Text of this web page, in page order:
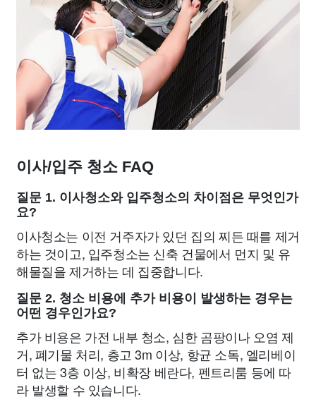
이사/입주 청소 FAQ
질문 1. 이사청소와 입주청소의 차이점은 무엇인가
요?
이사청소는 이전 거주자가 있던 집의 찌든 때를 제거
하는 것이고, 입주청소는 신축 건물에서 먼지 및 유
해물질을 제거하는 데 집중합니다.
질문 2. 청소 비용에 추가 비용이 발생하는 경우는
어떤 경우인가요?
추가 비용은 가전 내부 청소, 심한 곰팡이나 오염 제
거, 폐기물 처리, 층고 3m 이상, 항균 소독, 엘리베이
터 없는 3층 이상, 비확장 베란다, 펜트리룸 등에 따
라 발생할 수 있습니다.